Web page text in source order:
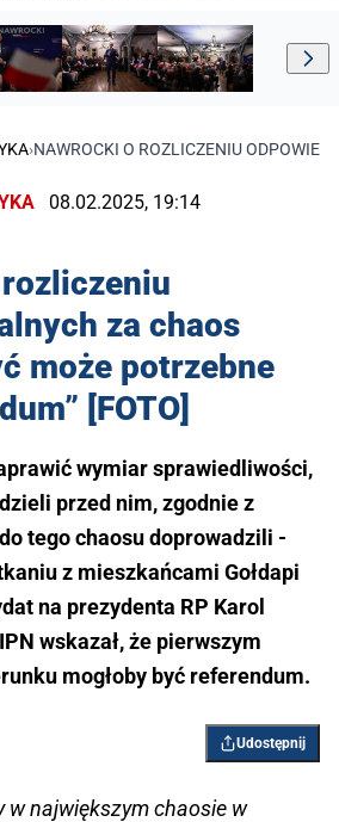
›NAWROCKI O ROZLICZENIU
08.02.2025, 19:14
za chaos
może potrzebne
[FOTO]
wymiar sprawiedliwości,
przed nim, zgodnie z
tego chaosu doprowadzili -
z mieszkańcami Gołdapi
na prezydenta RP Karol
wskazał, że pierwszym
mogłoby być referendum.
Udostępnij
w największym chaosie w